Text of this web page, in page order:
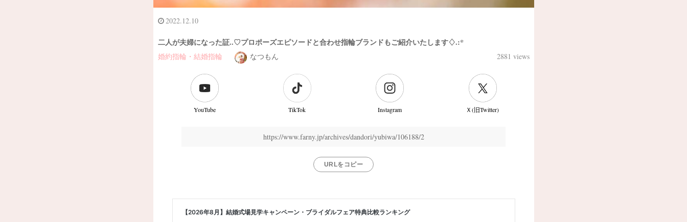
2022.12.10
二人が夫婦になった証..♡プロポーズエピソードと合わせ指輪ブランドもご紹介いたします♢.:*
婚約指輪・結婚指輪 なつもん 2881 views
YouTube TikTok Instagram Ｘ(旧Twitter)
https://www.farny.jp/archives/dandori/yubiwa/106188/2
URLをコピー